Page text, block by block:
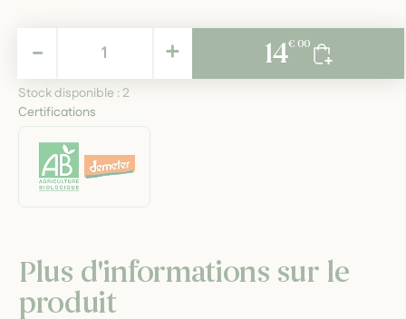
14,00 € TTC+
- 14€ 00
Stock disponible : 2
Certifications
Plus d'informations sur le
produit